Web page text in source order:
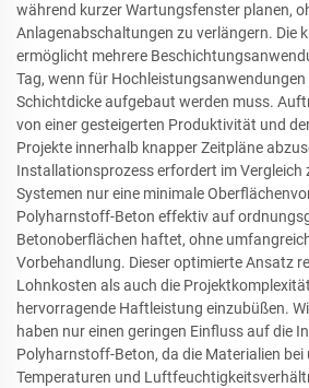
während kurzer Wartungsfenster planen,
Anlagenabschaltungen zu verlängern. Die
ermöglicht mehrere
Tag, wenn für Hochleistungsanwendungen
Schichtdicke aufgebaut werden muss.
von einer gesteigerten Produktivität und
Projekte innerhalb knapper Zeitpläne
Installationsprozess erfordert im Vergleich
Systemen nur eine minimale
Polyharnstoff-Beton effektiv auf
Betonoberflächen haftet, ohne
Vorbehandlung. Dieser optimierte Ansatz
Lohnkosten als auch die
hervorragende Haftleistung einzubüßen.
haben nur einen geringen Einfluss auf die
Polyharnstoff-Beton, da die Materialien bei
Temperaturen und